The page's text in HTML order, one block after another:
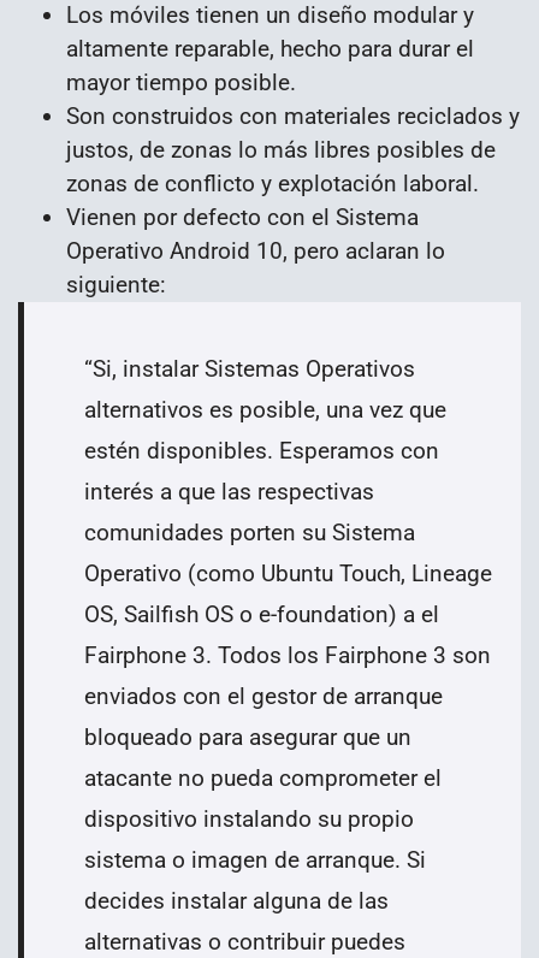
Los móviles tienen un diseño modular y
altamente reparable, hecho para durar el
mayor tiempo posible.
Son construidos con materiales reciclados y
justos, de zonas lo más libres posibles de
zonas de conflicto y explotación laboral.
Vienen por defecto con el Sistema
Operativo Android 10, pero aclaran lo
siguiente:
“Si, instalar Sistemas Operativos
alternativos es posible, una vez que
estén disponibles. Esperamos con
interés a que las respectivas
comunidades porten su Sistema
Operativo (como Ubuntu Touch, Lineage
OS, Sailfish OS o e-foundation) a el
Fairphone 3. Todos los Fairphone 3 son
enviados con el gestor de arranque
bloqueado para asegurar que un
atacante no pueda comprometer el
dispositivo instalando su propio
sistema o imagen de arranque. Si
decides instalar alguna de las
alternativas o contribuir puedes